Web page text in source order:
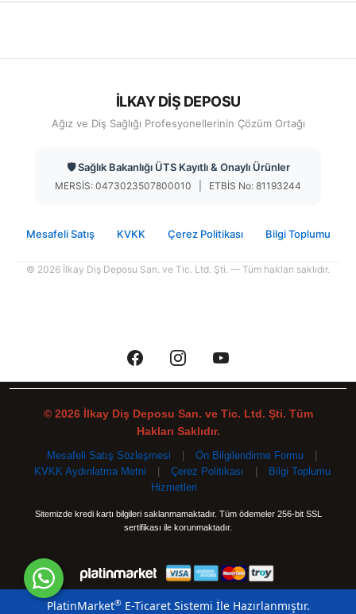
İLKAY DİŞ DEPOSU
Ağız ve Diş Sağlığı Profesyonellerinin Çözüm Ortağı
🛡️ Sağlık Bakanlığı ÜTS Kayıtlı & Onaylı Ürünler
MERSİS: 0473023507800010 | ETBİS No: 81193244
Mesafeli Satış KVKK Çerez Politikası Bilgi Toplumu
© 2026 İlkay Diş Deposu San. ve Tic. Ltd. Şti. — Tüm hakları saklıdır.
© 2026 İlkay Diş Deposu San. ve Tic. Ltd. Şti. Tüm
Hakları Saklıdır.
Mesafeli Satış Sözleşmesi Ön Bilgilendirme Formu
KVKK Aydınlatma Metni
Çerez Politikası
Bilgi Toplumu
Hizmetleri
Sitemizde kredi kartı bilgileri saklanmamaktadır. Tüm ödemeler 256-bit SSL
sertifikası ile korunmaktadır.
PlatinMarket®E-Ticaret Sistemi İle Hazırlanmıştır.